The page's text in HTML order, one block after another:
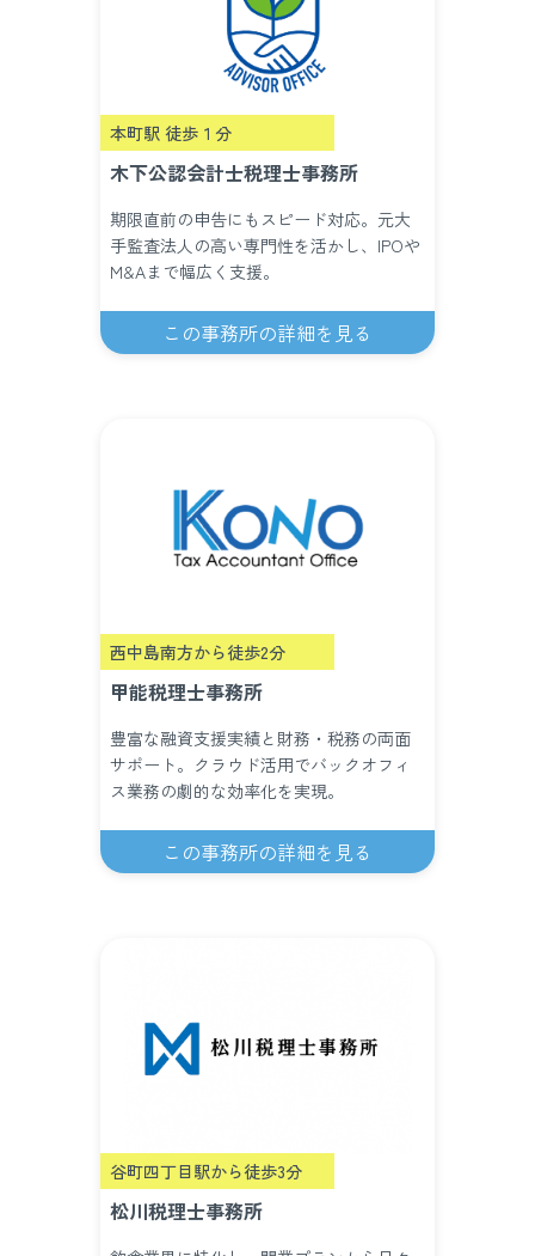
本町駅 徒歩１分
木下公認会計士税理士事務所
期限直前の申告にもスピード対応。元大
手監査法人の高い専門性を活かし、IPOや
M&Aまで幅広く支援。
この事務所の詳細を見る
西中島南方から徒歩2分
甲能税理士事務所
豊富な融資支援実績と財務・税務の両面
サポート。クラウド活用でバックオフィ
ス業務の劇的な効率化を実現。
この事務所の詳細を見る
谷町四丁目駅から徒歩3分
松川税理士事務所